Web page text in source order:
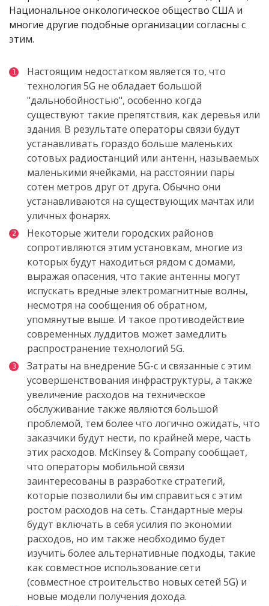
Национальное онкологическое общество США и
многие другие подобные организации согласны с
этим.
Настоящим недостатком является то, что
технология 5G не обладает большой
"дальнобойностью", особенно когда
существуют такие препятствия, как деревья или
здания. В результате операторы связи будут
устанавливать гораздо больше маленьких
сотовых радиостанций или антенн, называемых
маленькими ячейками, на расстоянии пары
сотен метров друг от друга. Обычно они
устанавливаются на существующих мачтах или
уличных фонарях.
Некоторые жители городских районов
сопротивляются этим установкам, многие из
которыхбудут находиться рядом сдомами,
выражая опасения, что такие антенны могут
испускать вредные электромагнитные волны,
несмотря на сообщения об обратном,
упомянутые выше. И такое противодействие
современных луддитов может замедлить
распространение технологий 5G.
Затраты на внедрение 5G-с и связанные с этим
усовершенствования инфраструктуры, а также
увеличение расходов на техническое
обслуживание также являются большой
проблемой, тем более что логично ожидать, что
заказчики будут нести, по крайней мере, часть
этих расходов. McKinsey & Company сообщает,
что операторы мобильной связи
заинтересованы в разработке стратегий,
которые позволили бы им справиться с этим
ростом расходов на сеть. Стандартные меры
будут включать в себя усилия по экономии
расходов, но им также необходимо будет
изучить более альтернативные подходы, такие
как совместное использование сети
(совместное строительство новых сетей 5G) и
новые модели получения дохода.